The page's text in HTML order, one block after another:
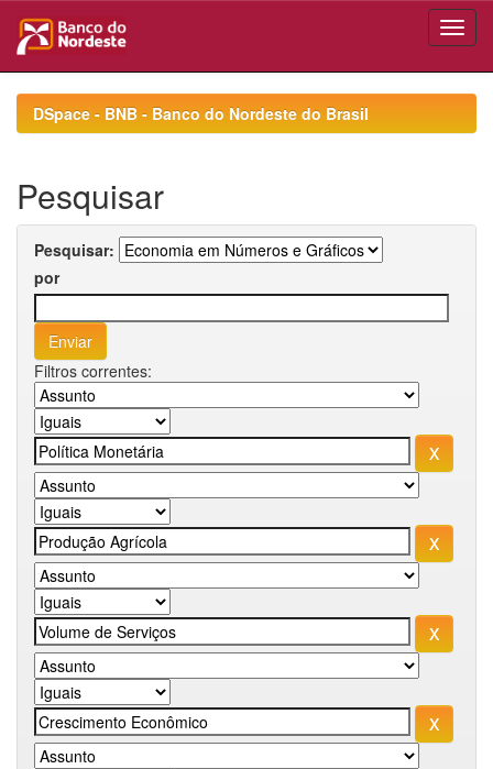
navigationDSpace - BNB - Banco do Nordeste do Brasil
Pesquisar
Pesquisar:
por
Filtros correntes: